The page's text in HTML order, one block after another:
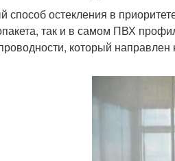
способ остекления в
так и в самом ПВХ
который